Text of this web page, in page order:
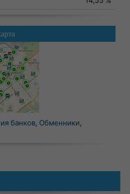
банков, Обменники,